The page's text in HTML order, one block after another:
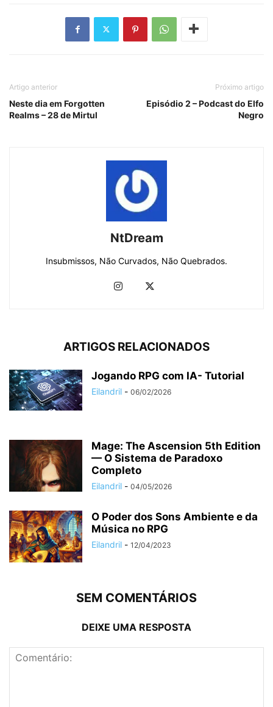
Artigo anterior
Neste dia em Forgotten
Realms – 28 de Mirtul
Próximo artigo
Episódio 2 – Podcast do Elfo
Negro
NtDream
Insubmissos, Não Curvados, Não Quebrados.
ARTIGOS RELACIONADOS
Jogando RPG com IA- Tutorial
Eilandril - 06/02/2026
Mage: The Ascension 5th Edition
— O Sistema de Paradoxo
Completo
Eilandril - 04/05/2026
O Poder dos Sons Ambiente e da
Música no RPG
Eilandril - 12/04/2023
SEM COMENTÁRIOS
DEIXE UMA RESPOSTA